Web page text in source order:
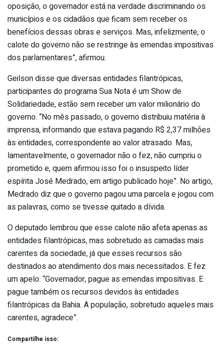
oposição, o governador está na verdade discriminando os
municípios e os cidadãos que ficam sem receber os
benefícios dessas obras e serviços. Mas, infelizmente, o
calote do governo não se restringe às emendas impositivas
dos parlamentares”, afirmou.
Geilson disse que diversas entidades filantrópicas,
participantes do programa Sua Nota é um Show de
Solidariedade, estão sem receber um valor milionário do
governo. “No mês passado, o governo distribuiu matéria à
imprensa, informando que estava pagando R$ 2,37 milhões
às entidades, correspondente ao valor atrasado. Mas,
lamentavelmente, o governador não o fez, não cumpriu o
prometido e, quem afirmou isso foi o insuspeito líder
espírita José Medrado, em artigo publicado hoje”. No artigo,
Medrado diz que o governo pagou uma parcela e jogou com
as palavras, como se tivesse quitado a dívida.
O deputado lembrou que esse calote não afeta apenas as
entidades filantrópicas, mas sobretudo as camadas mais
carentes da sociedade, já que esses recursos são
destinados ao atendimento dos mais necessitados. E fez
um apelo: “Governador, pague as emendas impositivas. E
pague também os recursos devidos às entidades
filantrópicas da Bahia. A população, sobretudo aqueles mais
carentes, agradece”.
Compartilhe isso: